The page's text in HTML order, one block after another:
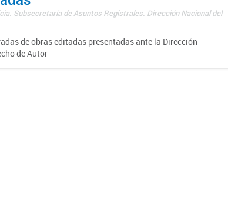
Subsecretaría de Asuntos Registrales. Dirección Nacional del
de obras editadas presentadas ante la Dirección
de Autor